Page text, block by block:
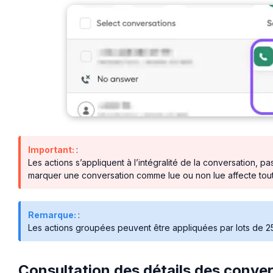
Important: :
Les actions s’appliquent à l’intégralité de la conversation,
marquer une conversation comme lue ou non lue affecte
Remarque: :
Les actions groupées peuvent être appliquées par lots de